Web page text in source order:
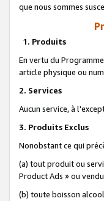
que nous sommes
1. Produits
En vertu du
article physique ou
2. Services
Aucun service, à
3. Produits Exclus
Nonobstant ce qui
(a) tout produit ou
Product Ads » ou
(b) toute boisson